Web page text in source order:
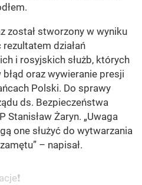
został stworzony w wyniku
działań
i rosyjskich służb, których
oraz wywieranie presji
Polski. Do sprawy
ds. Bezpieczeństwa
Stanisław Żaryn. „Uwaga
one służyć do wytwarzania
– napisał.